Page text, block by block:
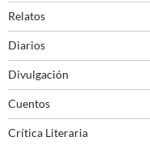
Relatos
Diarios
Divulgación
Cuentos
Crítica Literaria